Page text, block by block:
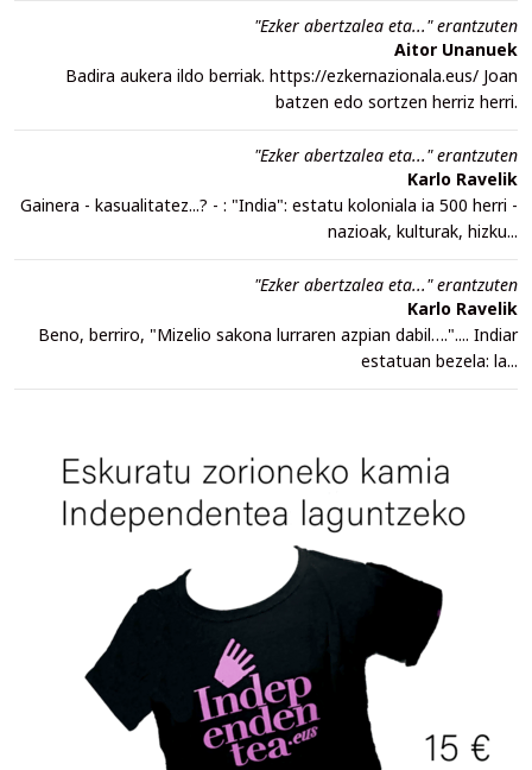
"Ezker abertzalea eta..." erantzuten
Aitor Unanuek
Badira aukera ildo berriak. https://ezkernazionala.eus/ Joan
batzen edo sortzen herriz herri.
"Ezker abertzalea eta..." erantzuten
Karlo Ravelik
Gainera - kasualitatez...? - : "India": estatu koloniala ia 500 herri -
nazioak, kulturak, hizku...
"Ezker abertzalea eta..." erantzuten
Karlo Ravelik
Beno, berriro, "Mizelio sakona lurraren azpian dabil….".... Indiar
estatuan bezela: la...